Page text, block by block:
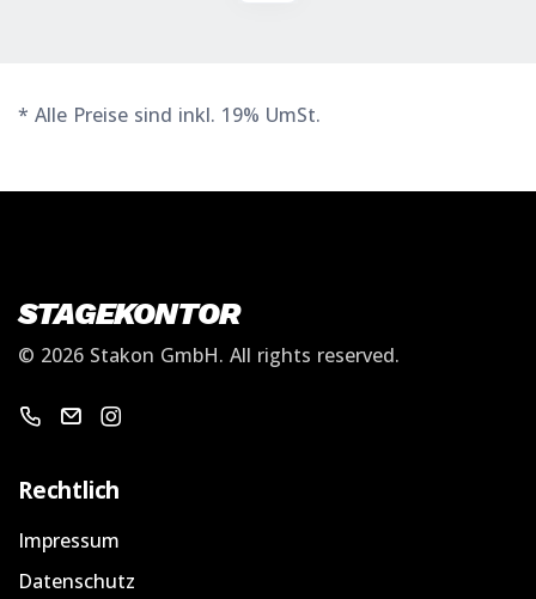
* Alle Preise sind inkl. 19% UmSt.
STAGEKONTOR
© 2026 Stakon GmbH. All rights reserved.
Warenkorb
Email schicken
Rechtlich
Impressum
Datenschutz